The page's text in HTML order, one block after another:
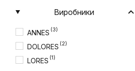
Виробники
ANNES (3)
DOLORES (2)
LORES (1)